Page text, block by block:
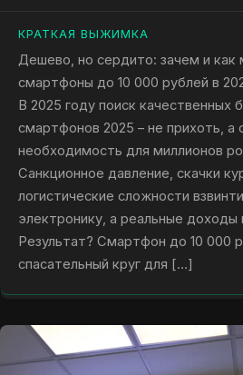
КРАТКАЯ ВЫЖИМКА
Дешево, но сердито: зачем и как
смартфоны до 10 000 рублей в
В 2025 году поиск
смартфонов 2025 – не прихоть, а
необходимость для миллионов
Санкционное давление, скачки
логистические сложности
электронику, а реальные доходы
Результат? Смартфон до 10 000
спасательный круг для […]